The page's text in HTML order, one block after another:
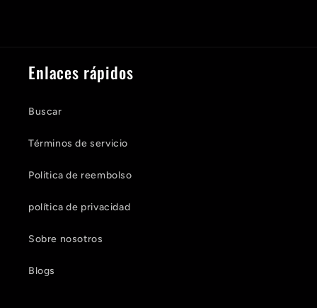
Enlaces rápidos
Buscar
Términos de servicio
Politica de reembolso
política de privacidad
Sobre nosotros
Blogs